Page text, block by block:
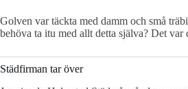
Golven var täckta med damm och små
behöva ta itu med allt detta själva? Det
Städfirman tar över